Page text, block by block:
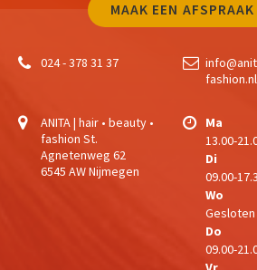
MAAK EEN AFSPRAAK
024 - 378 31 37
fashion.nl
ANITA | hair • beauty •
fashion St.
Agnetenweg 62
6545 AW Nijmegen
Ma
13.00-
Di
09.00-
Wo
Gesloten
Do
09.00-